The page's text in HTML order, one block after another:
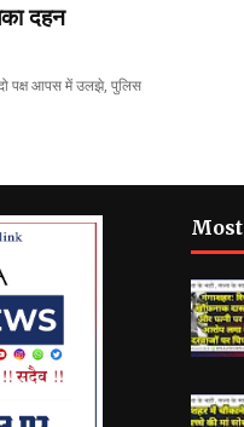
दहन
पक्ष आपस में उलझे, पुलिस